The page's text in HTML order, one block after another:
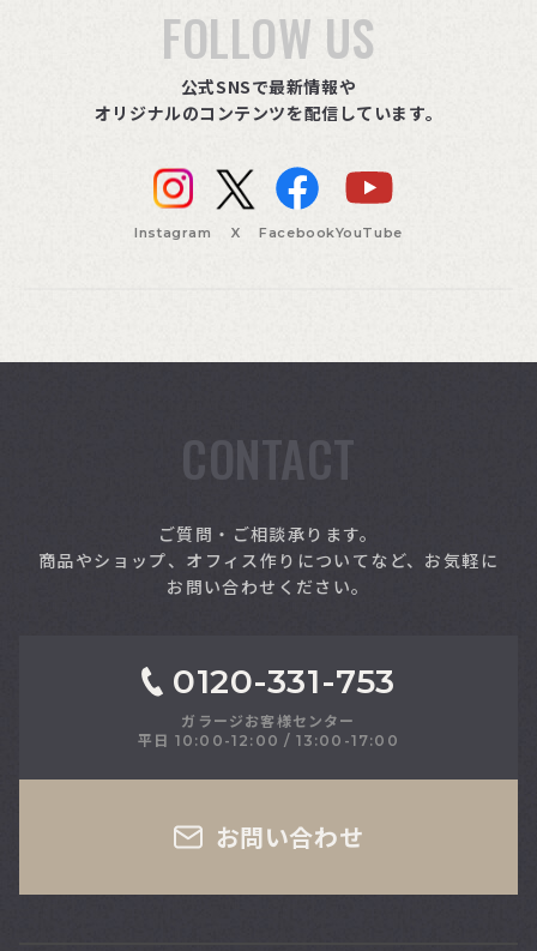
FOLLOW US
公式SNSで最新情報や
オリジナルのコンテンツを配信しています。
Instagram X FacebookYouTube
CONTACT
ご質問・ご相談承ります。
商品やショップ、オフィス作りについてなど、お気軽に
お問い合わせください。
0120-331-753
ガラージお客様センター
平日 10:00-12:00 / 13:00-17:00
お問い合わせ